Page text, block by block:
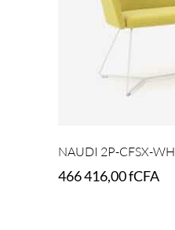
NAUDI 2P-CFSX-WH
466 416,00fCFA